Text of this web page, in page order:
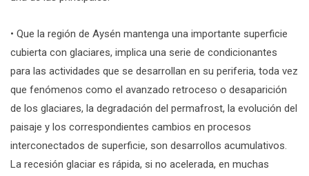
• Que la región de Aysén mantenga una importante superficie
cubierta con glaciares, implica una serie de condicionantes
para las actividades que se desarrollan en su periferia, toda vez
que fenómenos como el avanzado retroceso o desaparición
de los glaciares, la degradación del permafrost, la evolución del
paisaje y los correspondientes cambios en procesos
interconectados de superficie, son desarrollos acumulativos.
La recesión glaciar es rápida, si no acelerada, en muchas